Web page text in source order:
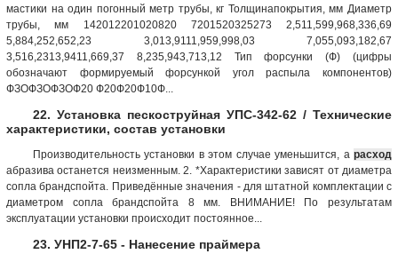
мастики на один погонный метр трубы, кг Толщинапокрытия, мм Диаметр
трубы, мм 142012201020820 7201520325273 2,511,599,968,336,69
5,884,252,652,23 3,013,9111,959,998,03 7,055,093,182,67
3,516,2313,9411,669,37 8,235,943,713,12 Тип форсунки (Ф) (цифры
обозначают формируемый форсункой угол распыла компонентов)
ФЗОФЗОФЗОФ20 Ф20Ф20Ф10Ф...
22. Установка пескоструйная УПС-342-62 / Технические
характеристики, состав установки
Производительность установки в этом случае уменьшится, а расход
абразива останется неизменным. 2. *Характеристики зависят от диаметра
сопла брандспойта. Приведённые значения - для штатной комплектации с
диаметром сопла брандспойта 8 мм. ВНИМАНИЕ! По результатам
эксплуатации установки происходит постоянное...
23. УНП2-7-65 - Нанесение праймера